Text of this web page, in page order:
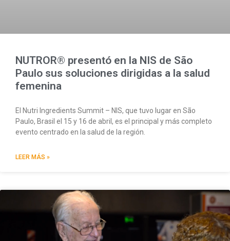
NUTROR® presentó en la NIS de São
Paulo sus soluciones dirigidas a la salud
femenina
El Nutri Ingredients Summit – NIS, que tuvo lugar en São
Paulo, Brasil el 15 y 16 de abril, es el principal y más completo
evento centrado en la salud de la región.
LEER MÁS »